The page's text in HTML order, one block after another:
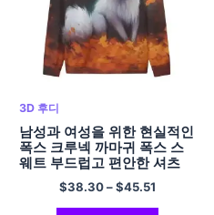
3D 후디
남성과 여성을 위한 현실적인
폭스 크루넥 까마귀 폭스 스
웨트 부드럽고 편안한 셔츠
$38.30–$45.51